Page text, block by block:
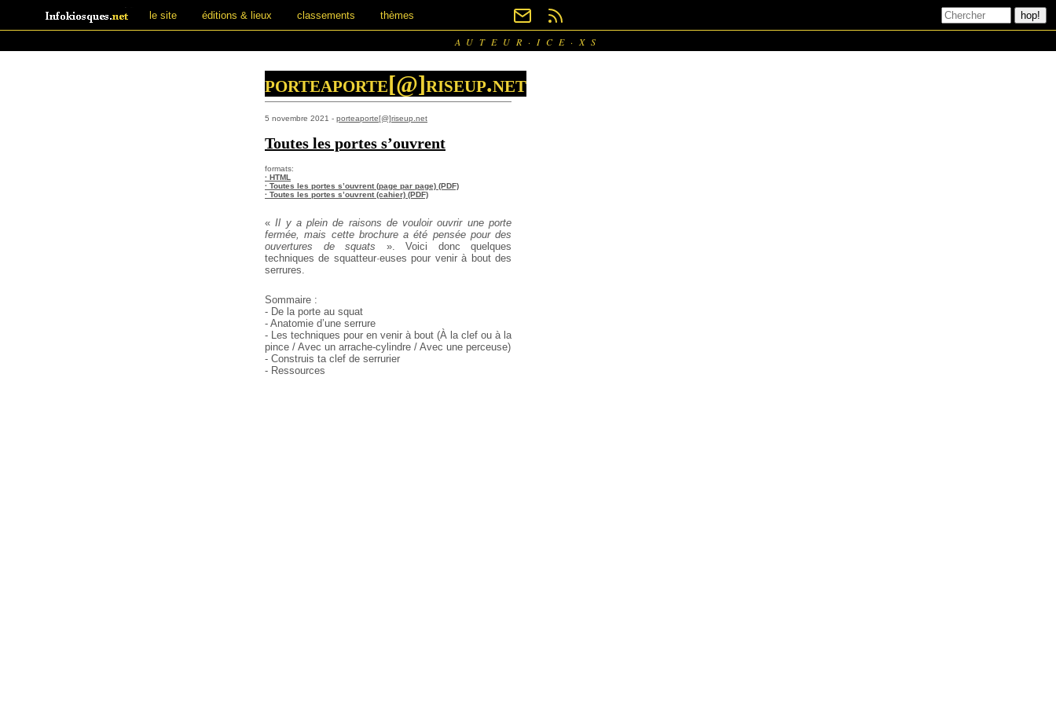
le site éditions & lieux classements thèmes
AUTEUR·ICE·XS
porteaporte[@]riseup.net
5 novembre 2021 - porteaporte[@]riseup.net
Toutes les portes s’ouvrent
formats:
· HTML
· Toutes les portes s’ouvrent (page par page) (PDF)
· Toutes les portes s’ouvrent (cahier) (PDF)
«Il y a plein de raisons de vouloir ouvrir une porte
fermée, mais cette brochure a été pensée pour des
ouvertures de squats ». Voici donc quelques
techniques de squatteur·euses pour venir à bout des
serrures.
Sommaire :
- De la porte au squat
- Anatomie d’une serrure
- Les techniques pour en venir à bout (À la clef ou à la
pince / Avec un arrache-cylindre / Avec une perceuse)
- Construis ta clef de serrurier
- Ressources